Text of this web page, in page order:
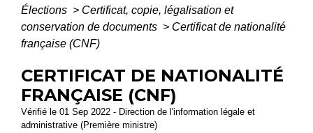
Élections > Certificat, copie, légalisation et
conservation de documents > Certificat de nationalité
française (CNF)
CERTIFICAT DE NATIONALITÉ
FRANÇAISE (CNF)
Vérifié le 01 Sep 2022 - Direction de l'information légale et
administrative (Première ministre)